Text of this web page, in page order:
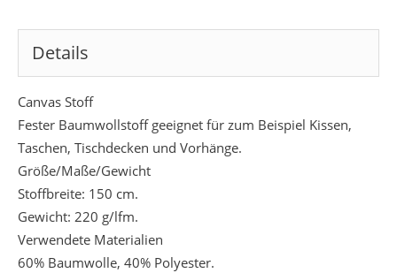
Details
Canvas Stoff
Fester Baumwollstoff geeignet für zum Beispiel Kissen,
Taschen, Tischdecken und Vorhänge.
Größe/Maße/Gewicht
Stoffbreite: 150 cm.
Gewicht: 220 g/lfm.
Verwendete Materialien
60% Baumwolle, 40% Polyester.